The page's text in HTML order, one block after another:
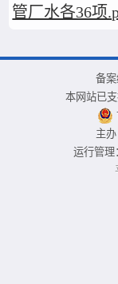
管厂水各36项
备案
本网站已
主
运行管